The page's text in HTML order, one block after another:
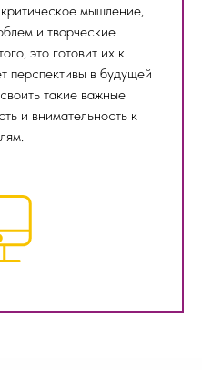
мышление,
и творческие
это готовит их к
перспективы в будущей
такие важные
и внимательность к